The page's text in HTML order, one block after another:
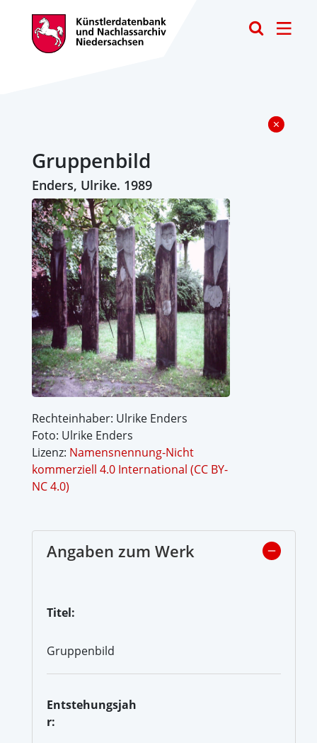
Gruppenbild
Enders, Ulrike. 1989
Rechteinhaber: Ulrike Enders
Foto: Ulrike Enders
Lizenz: Namensnennung-Nicht
kommerziell 4.0 International (CC BY-
NC 4.0)
Angaben zum Werk
Titel:
Gruppenbild
Entstehungsjah
r: